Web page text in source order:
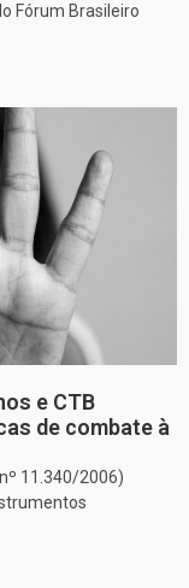
Fórum Brasileiro
e CTB
de combate à
11.340/2006)